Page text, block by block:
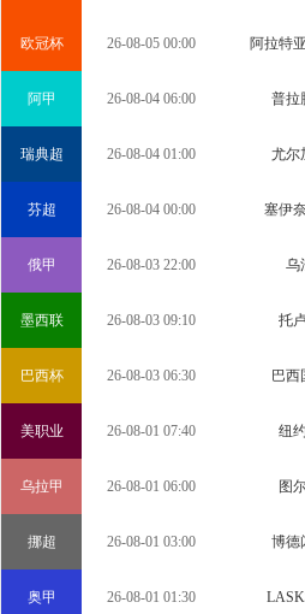
欧冠杯 26-08-05 00:00 阿拉特
阿甲 26-08-04 06:00 普拉
瑞典超 26-08-04 01:00 尤尔
芬超 26-08-04 00:00 塞伊
俄甲 26-08-03 22:00 乌
墨西联 26-08-03 09:10 托
巴西杯 26-08-03 06:30 巴西
美职业 26-08-01 07:40 纽
乌拉甲 26-08-01 06:00 图
挪超 26-08-01 03:00 博德
奥甲 26-08-01 01:30